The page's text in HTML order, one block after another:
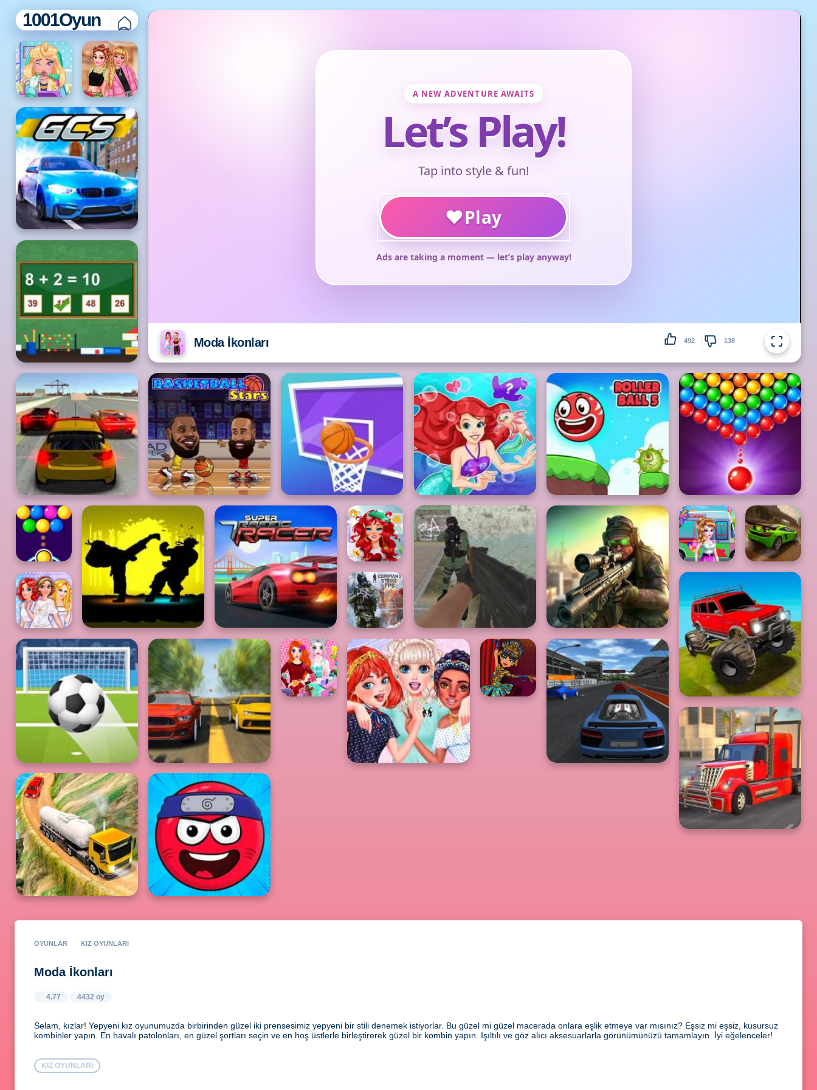
1001Oyun
Moda İkonları 492 138
OYUNLAR KIZ OYUNLARI
Moda İkonları
4.77 4432 oy
Selam, kızlar! Yepyeni kız oyunumuzda birbirinden güzel iki prensesimiz yepyeni bir stili denemek istiyorlar. Bu güzel mi güzel macerada onlara eşlik etmeye var mısınız? Eşsiz mi eşsiz, kusursuz
kombinler yapın. En havalı patolonları, en güzel şortları seçin ve en hoş üstlerle birleştirerek güzel bir kombin yapın. Işıltılı ve göz alıcı aksesuarlarla görünümünüzü tamamlayın. İyi eğelenceler!
KIZ OYUNLARI